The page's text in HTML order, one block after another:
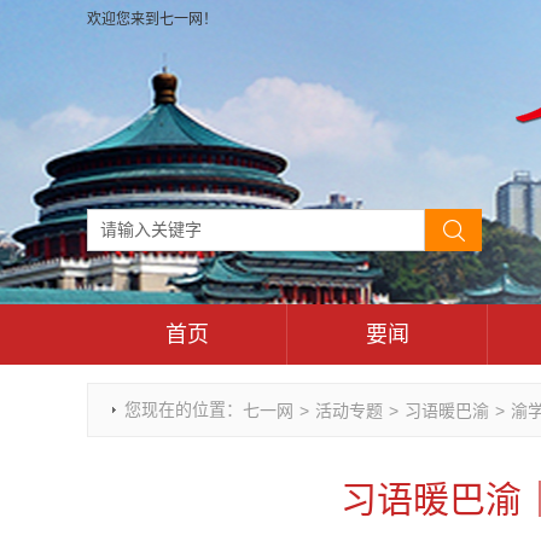
欢迎您来到七一网！
首页 要闻
重庆市领导活动报道集
理论武装
您现在的位置： 七一网 > 活动专题 > 习语暖巴渝 > 渝
习语暖巴渝